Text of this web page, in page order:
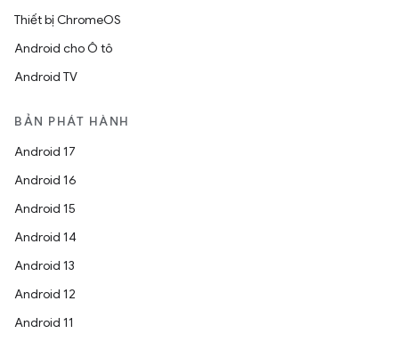
Thiết bị ChromeOS
Android cho Ô tô
Android TV
BẢN PHÁT HÀNH
Android 17
Android 16
Android 15
Android 14
Android 13
Android 12
Android 11